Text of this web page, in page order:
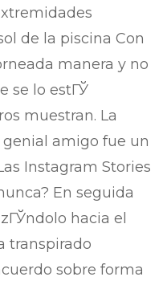
de la piscina Con
manera y no
se lo estГЎ
muestran. La
genial amigo fue un
Instagram Stories
En seguida
hacia el
transpirado
sobre forma